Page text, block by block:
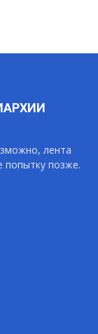
лента
попытку позже.